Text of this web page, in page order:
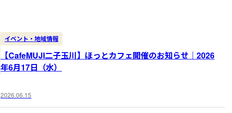
イベント・地域情報
【CafeMUJI二子玉川】ほっとカフェ開催のお知らせ｜2026
年6月17日（水）
2026.06.15